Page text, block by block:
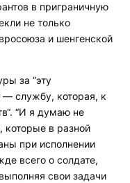
в приграничную
не только
и шенгенской
за “эту
службу, которая, к
“И я думаю не
которые в разной
при исполнении
всего о солдате,
свои задачи